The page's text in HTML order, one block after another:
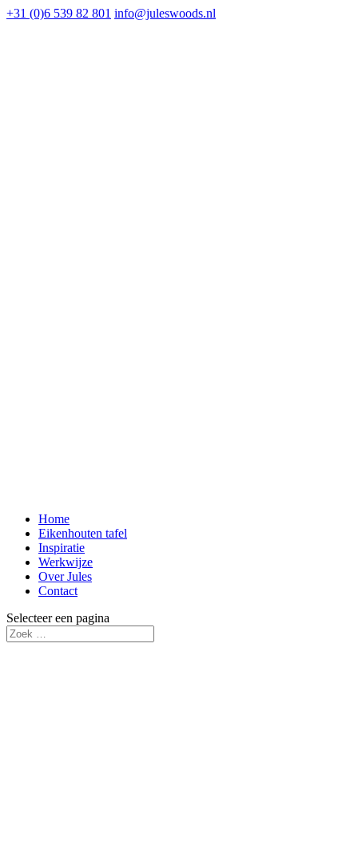
+31 (0)6 539 82 801 info@juleswoods.nl
Home
Eikenhouten tafel
Inspiratie
Werkwijze
Over Jules
Contact
Selecteer een pagina